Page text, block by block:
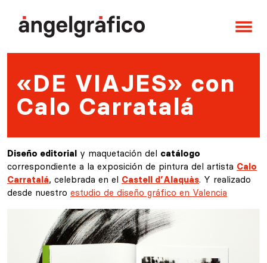
Saltar al contenido
Navegación principal
«DE VIAJES» con
Calo Carratalá
Diseño editorial y maquetación del catálogo
correspondiente a la exposición de pintura del artista Calo
Carratalá, celebrada en el Castell d’Alaquàs. Y realizado
desde nuestro estudio de diseño gráfico en Valencia